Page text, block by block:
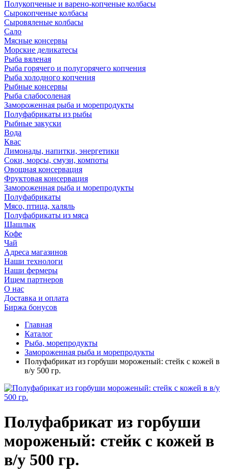
Полукопченые и варено-копченые колбасы
Сырокопченые колбасы
Сыровяленые колбасы
Сало
Мясные консервы
Морские деликатесы
Рыба вяленая
Рыба горячего и полугорячего копчения
Рыба холодного копчения
Рыбные консервы
Рыба слабосоленая
Замороженная рыба и морепродукты
Полуфабрикаты из рыбы
Рыбные закуски
Вода
Квас
Лимонады, напитки, энергетики
Соки, морсы, смузи, компоты
Овощная консервация
Фруктовая консервация
Замороженная рыба и морепродукты
Полуфабрикаты
Мясо, птица, халяль
Полуфабрикаты из мяса
Шашлык
Кофе
Чай
Адреса магазинов
Наши технологи
Наши фермеры
Ищем партнеров
О нас
Доставка и оплата
Биржа бонусов
Главная
Каталог
Рыба, морепродукты
Замороженная рыба и морепродукты
Полуфабрикат из горбуши мороженый: стейк с кожей в
в/у 500 гр.
Полуфабрикат из горбуши
мороженый: стейк с кожей в
в/у 500 гр.